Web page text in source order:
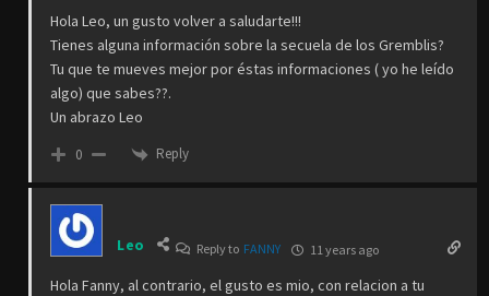
Hola Leo, un gusto volver a saludarte!!!
Tienes alguna información sobre la secuela de los Gremblis?
Tu que te mueves mejor por éstas informaciones ( yo he leído
algo) que sabes??.
Un abrazo Leo
0 Reply
Leo Reply to FANNY 11 years ago
Hola Fanny, al contrario, el gusto es mio, con relacion a tu